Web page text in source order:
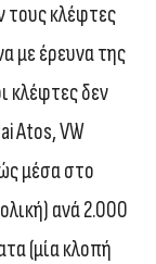
τους κλέφτες
με έρευνα της
κλέφτες δεν
Atos, VW
μέσα στο
ανά 2.000
(μία κλοπή